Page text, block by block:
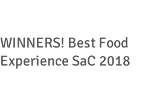
WINNERS! Best Food
Experience SaC 2018